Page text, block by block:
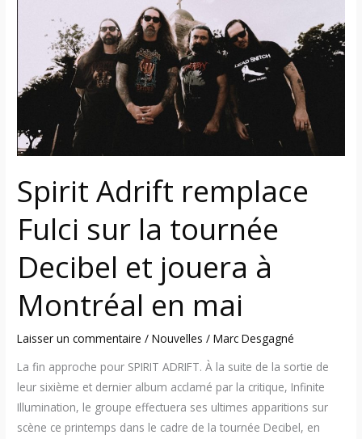
Spirit Adrift remplace
Fulci sur la tournée
Decibel et jouera à
Montréal en mai
Laisser un commentaire /Nouvelles /Marc Desgagné
La fin approche pour SPIRIT ADRIFT. À la suite de la sortie de
leur sixième et dernier album acclamé par la critique, Infinite
Illumination, le groupe effectuera ses ultimes apparitions sur
scène ce printemps dans le cadre de la tournée Decibel, en
tournée
Decibel
jouera
Montréal
en
mai